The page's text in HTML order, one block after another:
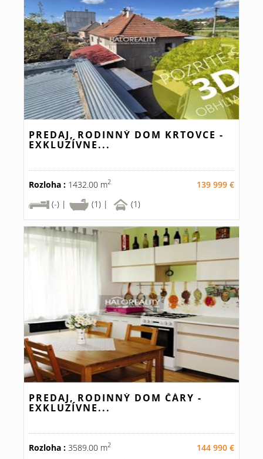
PREDAJ, RODINNÝ DOM KRTOVCE -
EXKLUZÍVNE...
Rozloha : 1432.00 m2
139 999 €
(-) |
(1) | (1)
PREDAJ, RODINNÝ DOM ČÁRY -
EXKLUZÍVNE...
Rozloha : 3589.00 m2
144 990 €